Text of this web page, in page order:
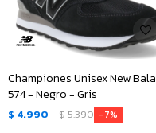
Championes Unisex New
574 - Negro - Gris
$ 4.990 $5.390 7